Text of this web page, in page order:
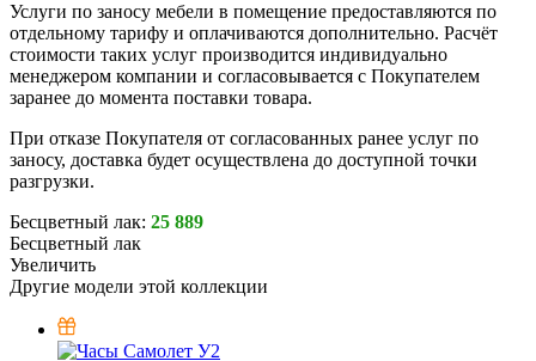
Услуги по заносу мебели в помещение предоставляются по
отдельному тарифу и оплачиваются дополнительно. Расчёт
стоимости таких услуг производится индивидуально
менеджером компании и согласовывается с Покупателем
заранее до момента поставки товара.
При отказе Покупателя от согласованных ранее услуг по
заносу, доставка будет осуществлена до доступной точки
разгрузки.
Бесцветный лак: 25 889
Бесцветный лак
Увеличить
Другие модели этой коллекции